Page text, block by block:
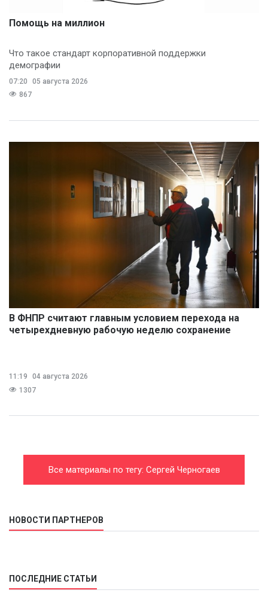
Помощь на миллион
Что такое стандарт корпоративной поддержки
демографии
07:20
05 августа 2026
867
В ФНПР считают главным условием перехода на
четырехдневную рабочую неделю сохранение
11:19
04 августа 2026
1307
Все материалы по тегу: Сергей Черногаев
НОВОСТИ ПАРТНЕРОВ
ПОСЛЕДНИЕ СТАТЬИ